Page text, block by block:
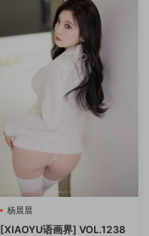
杨晨晨
[XIAOYU语画界] VOL.1238